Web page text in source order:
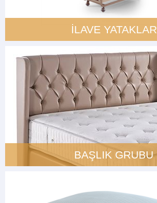
İLAVE YATAKLAR
BAŞLIK GRUBU